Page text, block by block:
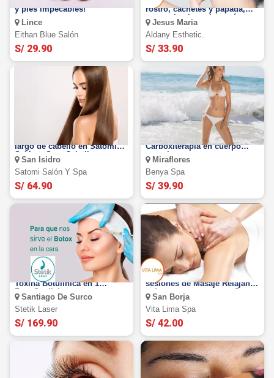
y pies impecables!
Lince
Eithan Blue Salón
S/ 29.90
rostro, cachetes y papada,
con carboxiterapia y más
Jesus Maria
Aldany Esthetic.
S/ 33.90
LACEADO ESPEJO para todo
largo de cabello en Satomi
Salón y Spa ¡Cabello
radiante!
San Isidro
Satomi Salón Y Spa
S/ 64.90
10 visitas de Tratamientos de
Carboxiterapia en cuerpo
completo.
Miraflores
Benya Spa
S/ 39.90
20 Unidades de Aplicación de
Toxina Botulínica en 1
ZonaStetik Laser
Santiago De Surco
Stetik Laser
S/ 169.90
VITA LIMA SPA: 1 o 3
sesiones de Masaje Relajante
y descontracturante en San
Borja
San Borja
Vita Lima Spa
S/ 42.00